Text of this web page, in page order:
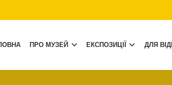
ПРО МУЗЕЙ ЕКСПОЗИЦІЇ ДЛЯ